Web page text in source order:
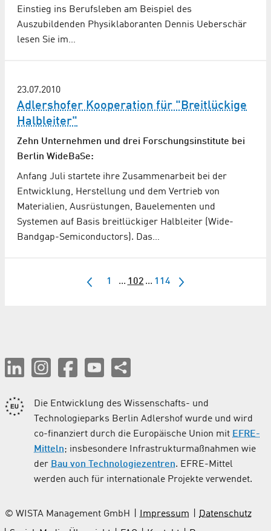
Einstieg ins Berufsleben am Beispiel des
Auszubildenden Physiklaboranten Dennis Ueberschär
lesen Sie im…
23.07.2010
Adlershofer Kooperation für "Breitlückige
Halbleiter"
Zehn Unternehmen und drei Forschungsinstitute bei
Berlin WideBaSe:
Anfang Juli startete ihre Zusammenarbeit bei der
Entwicklung, Herstellung und dem Vertrieb von
Materialien, Ausrüstungen, Bauelementen und
Systemen auf Basis breitlückiger Halbleiter (Wide-
Bandgap-Semiconductors). Das…
1 ... 102 ... 114
Die Entwicklung des Wissenschafts- und
Technologieparks Berlin Adlershof wurde und wird
co-finanziert durch die Europäische Union mit EFRE-
Mitteln; insbesondere Infrastrukturmaßnahmen wie
der Bau von Technologiezentren. EFRE-Mittel
werden auch für internationale Projekte verwendet.
© WISTA Management GmbH Impressum
Datenschutz